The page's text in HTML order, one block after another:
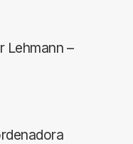
Lehmann –